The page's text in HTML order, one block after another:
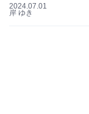
2024.07.01
岸 ゆき